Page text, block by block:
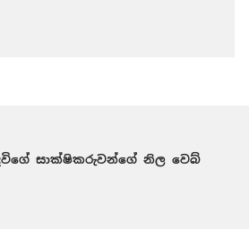
සාක්ෂිකරුවන්ගේ නිල වෙබ්